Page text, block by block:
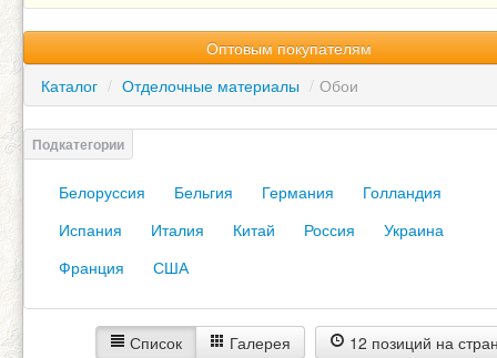
Оптовым покупателям
Каталог / Отделочные материалы / Обои
Белоруссия Бельгия Германия
Голландия
Испания
Италия Китай Россия
Украина
Франция
США
Список Галерея 12 позиций на